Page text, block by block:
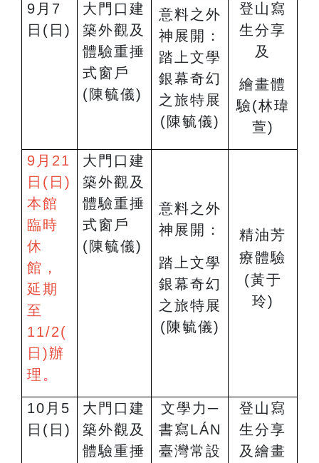
9 月7
日(日)
大門口建
築外觀及
體驗重捶
式窗戶
(陳毓儀)
意料之外
神展開：
踏上文學
銀幕奇幻
之旅特展
(陳毓儀)
登山寫
生分享
及
繪畫體
驗(林瑋
萱)
9 月21
日(日)
本館
臨時
休
館，
延期
至
11/2(
日)辦
理。
大門口建
築外觀及
體驗重捶
式窗戶
(陳毓儀)
意料之外
神展開：
踏上文學
銀幕奇幻
之旅特展
(陳毓儀)
精油芳
療體驗
(黃于
玲)
10 月5
日(日)
大門口建
築外觀及
體驗重捶
文學力─
書寫LÁN
臺灣常設
登山寫
生分享
及繪畫